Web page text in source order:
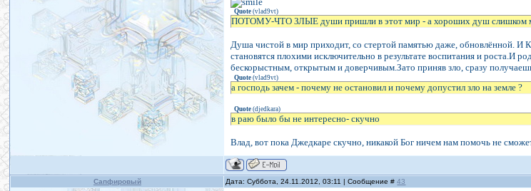
Quote (vlad9vt)
ПОТОМУ-ЧТО ЗЛЫЕ души пришли в этот мир - а хороших душ слишком
Душа чистой в мир приходит, со стертой памятью даже, обновлённой.
становятся плохими исключительно в результате воспитания и роста.И
бескорыстным, открытым и доверчивым.Зато приняв зло, сразу
Quote (vlad9vt)
а господь зачем - почему не остановил и почему допустил зло на земле ?
Quote (djedkara)
в раю было бы не интересно- скучно
Влад, вот пока Джедкаре скучно, никакой Бог ничем нам помочь не
Сапфировый Дата: Суббота, 24.11.2012, 03:11 | Сообщение #43